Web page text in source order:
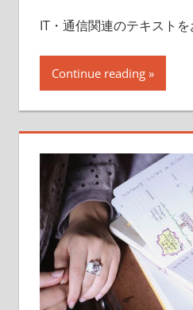
IT・通信関連のテキストを
Continue reading